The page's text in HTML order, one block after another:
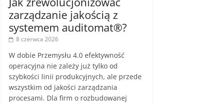
zarządzanie jakością z
systemem auditomat®?
8 czerwca 2026
W dobie Przemysłu 4.0 efektywność
operacyjna nie zależy już tylko od
szybkości linii produkcyjnych, ale przede
wszystkim od jakości zarządzania
procesami. Dla firm o rozbudowanej